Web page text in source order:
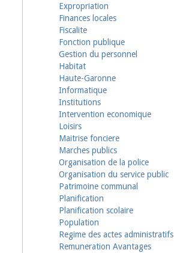
Expropriation
Finances locales
Fiscalite
Fonction publique
Gestion du personnel
Habitat
Haute-Garonne
Informatique
Institutions
Intervention economique
Loisirs
Maitrise fonciere
Marches publics
Organisation de la police
Organisation du service public
Patrimoine communal
Planification
Planification scolaire
Population
Regime des actes administratifs
Remuneration Avantages